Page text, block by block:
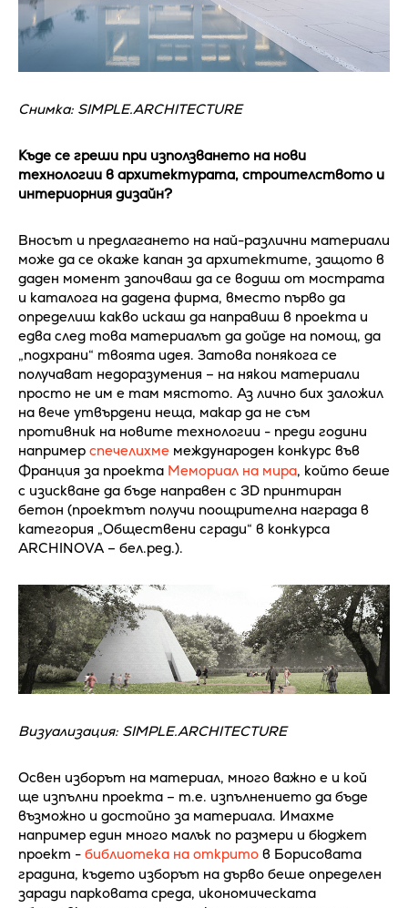
Снимка: SIMPLE.ARCHITECTURE
Къде се греши при използването на нови
технологии в архитектурата, строителството и
интериорния дизайн?
Вносът и предлагането на най-различни материали
може да се окаже капан за архитектите, защото в
даден момент започваш да се водиш от мострата
и каталога на дадена фирма, вместо първо да
определиш какво искаш да направиш в проекта и
едва след това материалът да дойде на помощ, да
„подхрани“ твоята идея. Затова понякога се
получават недоразумения – на някои материали
просто не им е там мястото. Аз лично бих заложил
на вече утвърдени неща, макар да не съм
противник на новите технологии - преди години
например спечелихме международен конкурс във
Франция за проекта Мемориал на мира, който беше
с изискване да бъде направен с 3D принтиран
бетон (проектът получи поощрителна награда в
категория „Обществени сгради“ в конкурса
ARCHINOVA – бел.ред.).
Визуализация: SIMPLE.ARCHITECTURE
Освен изборът на материал, много важно е и кой
ще изпълни проекта – т.е. изпълнението да бъде
възможно и достойно за материала. Имахме
например един много малък по размери и бюджет
проект - библиотека на открито в Борисовата
градина, където изборът на дърво беше определен
заради парковата среда, икономическата